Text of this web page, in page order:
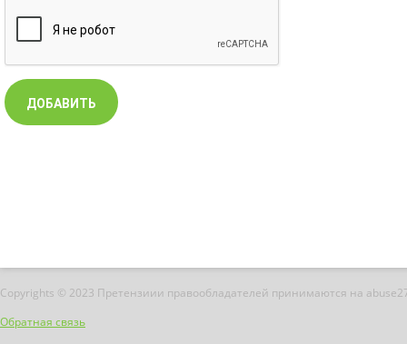
Copyrights © 2023 Претензиии правообладателей принимаются на
Обратная связь